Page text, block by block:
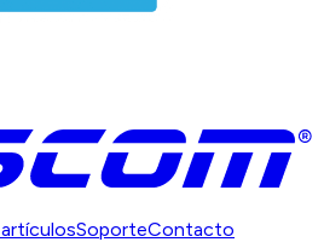
SoporteContacto